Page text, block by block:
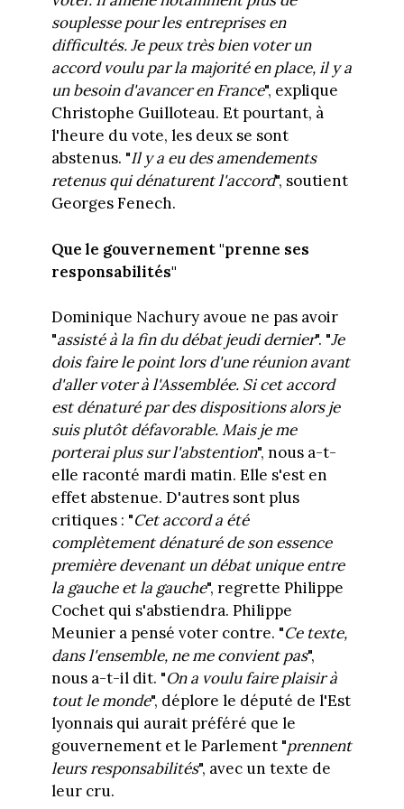
souplesse pour les entreprises en
difficultés. Je peux très bien voter un
accord voulu par la majorité en place, il y a
un besoin d'avancer en France", explique
Christophe Guilloteau. Et pourtant, à
l'heure du vote, les deux se sont
abstenus. "Il y a eu des amendements
retenus qui dénaturent l'accord", soutient
Georges Fenech.
Que le gouvernement "prenne ses
responsabilités"
Dominique Nachury avoue ne pas avoir
"assisté à la fin du débat jeudi dernier". "Je
dois faire le point lors d'une réunion avant
d'aller voter à l'Assemblée. Si cet accord
est dénaturé par des dispositions alors je
suis plutôt défavorable. Mais je me
porterai plus sur l'abstention", nous a-t-
elle raconté mardi matin. Elle s'est en
effet abstenue. D'autres sont plus
critiques : "Cet accord a été
complètement dénaturé de son essence
première devenant un débat unique entre
la gauche et la gauche", regrette Philippe
Cochet qui s'abstiendra. Philippe
Meunier a pensé voter contre. "Ce texte,
dans l'ensemble, ne me convient pas",
nous a-t-il dit. "On a voulu faire plaisir à
tout le monde", déplore le député de l'Est
lyonnais qui aurait préféré que le
gouvernement et le Parlement "prennent
leurs responsabilités", avec un texte de
leur cru.